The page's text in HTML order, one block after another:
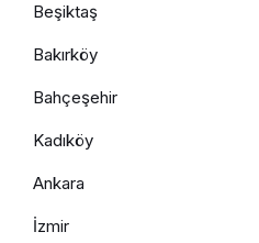
Beşiktaş
Bakırköy
Bahçeşehir
Kadıköy
Ankara
İzmir